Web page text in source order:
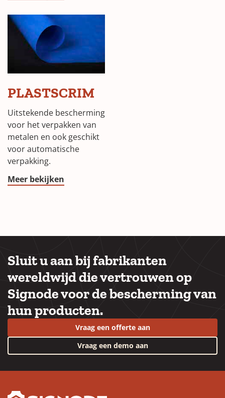
PLASTSCRIM
Uitstekende bescherming
voor het verpakken van
metalen en ook geschikt
voor automatische
verpakking.
Meer bekijken
Sluit u aan bij fabrikanten
wereldwijd die vertrouwen op
Signode voor de bescherming van
hun producten.
Vraag een offerte aan
Vraag een demo aan